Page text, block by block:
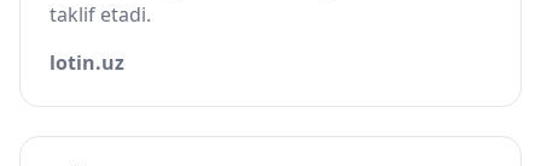
taklif etadi.
lotin.uz